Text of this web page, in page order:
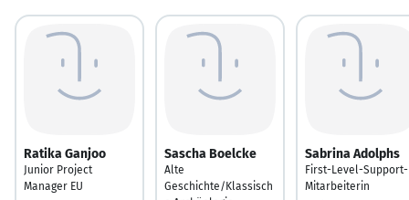
Ratika Ganjoo
Junior Project
Manager EU
Sascha Boelcke
Alte
Geschichte/Klassisch
Sabrina Adolphs
First-Level-Support-
Mitarbeiterin